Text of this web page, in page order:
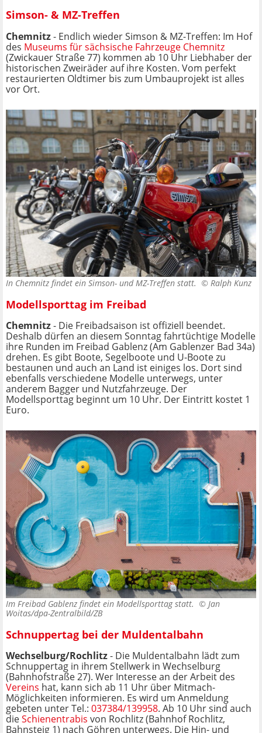
Simson- & MZ-Treffen
Chemnitz- Endlich wieder Simson & MZ-Treffen: Im Hof
des Museums für sächsische Fahrzeuge Chemnitz
(Zwickauer Straße 77) kommen ab 10 Uhr Liebhaber der
historischen Zweiräder auf ihre Kosten. Vom perfekt
restaurierten Oldtimer bis zum Umbauprojekt ist alles
vor Ort.
In Chemnitz findet ein Simson- und MZ-Treffen statt. © Ralph Kunz
Modellsporttag im Freibad
Chemnitz- Die Freibadsaison ist offiziell beendet.
Deshalb dürfen an diesem Sonntag fahrtüchtige Modelle
ihre Runden im Freibad Gablenz (Am Gablenzer Bad 34a)
drehen. Es gibt Boote, Segelboote und U-Boote zu
bestaunen und auch an Land ist einiges los. Dort sind
ebenfalls verschiedene Modelle unterwegs, unter
anderem Bagger und Nutzfahrzeuge. Der
Modellsporttag beginnt um 10 Uhr. Der Eintritt kostet 1
Euro.
Im Freibad Gablenz findet ein Modellsporttag statt. © Jan
Woitas/dpa-Zentralbild/ZB
Schnuppertag bei der Muldentalbahn
Wechselburg/Rochlitz- Die Muldentalbahn lädt zum
Schnuppertag in ihrem Stellwerk in Wechselburg
(Bahnhofstraße 27). Wer Interesse an der Arbeit des
Vereins hat, kann sich ab 11 Uhr über Mitmach-
Möglichkeiten informieren. Es wird um Anmeldung
gebeten unter Tel.: 037384/139958. Ab 10 Uhr sind auch
dieSchienentrabis von Rochlitz (Bahnhof Rochlitz,
Bahnsteig 1) nach Göhren unterwegs. Die Hin- und